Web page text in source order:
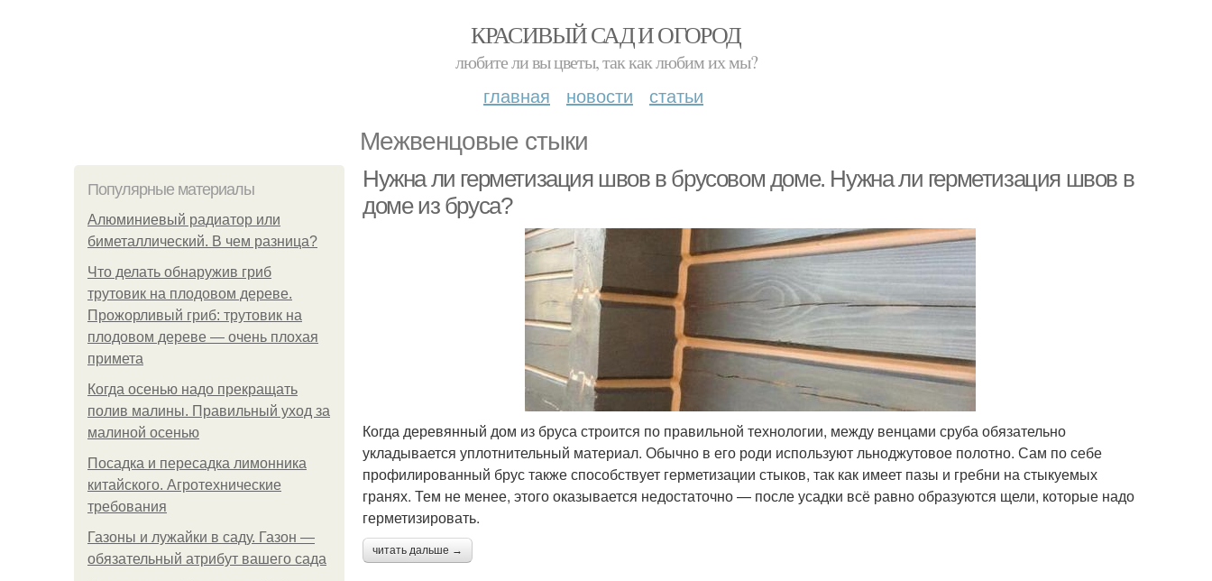
КРАСИВЫЙ САД И ОГОРОД
любите ли вы цветы, так как любим их мы?
главная новости статьи
Межвенцовые стыки
Популярные материалы
Алюминиевый радиатор или
биметаллический. В чем разница?
Что делать обнаружив гриб
трутовик на плодовом дереве.
Прожорливый гриб: трутовик на
плодовом дереве — очень плохая
примета
Когда осенью надо прекращать
полив малины. Правильный уход за
малиной осенью
Посадка и пересадка лимонника
китайского. Агротехнические
требования
Газоны и лужайки в саду. Газон —
обязательный атрибут вашего сада
Нужна ли герметизация швов в брусовом доме. Нужна ли герметизация швов в
доме из бруса?
Когда деревянный дом из бруса строится по правильной технологии, между венцами сруба обязательно
укладывается уплотнительный материал. Обычно в его роди используют льноджутовое полотно. Сам по себе
профилированный брус также способствует герметизации стыков, так как имеет пазы и гребни на стыкуемых
гранях. Тем не менее, этого оказывается недостаточно — после усадки всё равно образуются щели, которые надо
герметизировать.
читать дальше →